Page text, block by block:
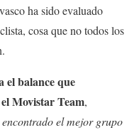
ha sido evaluado
cosa que no todos los
el balance que
Movistar Team,
encontrado el mejor grupo